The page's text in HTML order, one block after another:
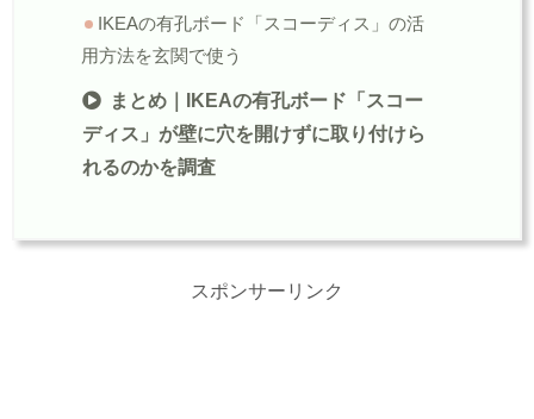
IKEAの有孔ボード「スコーディス」の活
用方法を玄関で使う
まとめ｜IKEAの有孔ボード「スコー
ディス」が壁に穴を開けずに取り付けら
れるのかを調査
スポンサーリンク